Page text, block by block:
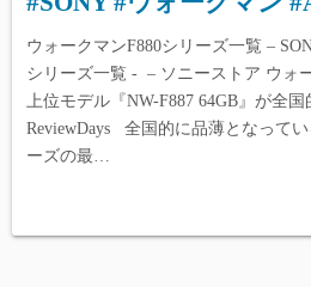
ウォークマンF880シリーズ一覧 –
シリーズ一覧 - – ソニーストア ウォ
上位モデル『NW-F887 64GB』が全国
ReviewDays 全国的に品薄となって
ーズの最…